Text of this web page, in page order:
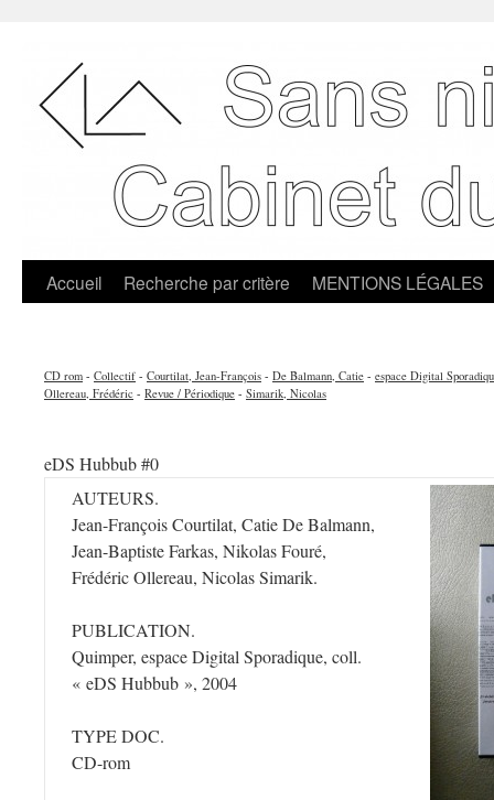
Accueil Recherche par critère MENTIONS LÉGALES
CD rom - Collectif - Courtilat, Jean-François - De Balmann, Catie - espace Digital
Ollereau, Frédéric - Revue / Périodique - Simarik, Nicolas
eDS Hubbub #0
AUTEURS.
Jean-François Courtilat, Catie De Balmann,
Jean-Baptiste Farkas, Nikolas Fouré,
Frédéric Ollereau, Nicolas Simarik.
PUBLICATION.
Quimper, espace Digital Sporadique, coll.
« eDS Hubbub », 2004
TYPE DOC.
CD-rom